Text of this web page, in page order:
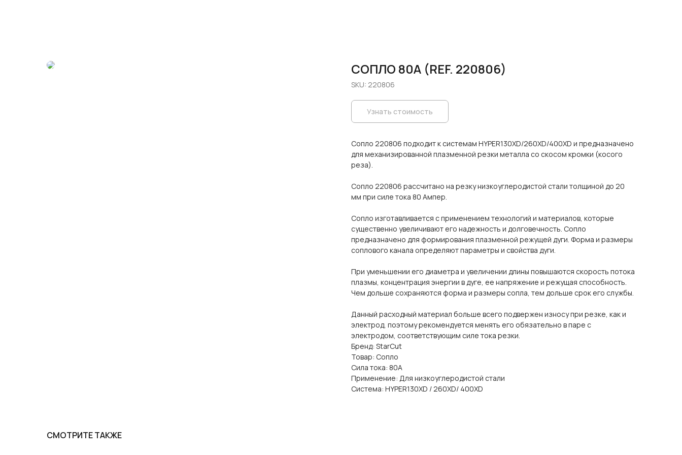
СОПЛО 80A (REF. 220806)
SKU: 220806
Узнать стоимость
Сопло 220806 подходит к системам HYPER130XD/260XD/400XD и предназначено
для механизированной плазменной резки металла со скосом кромки (косого
реза).
Сопло 220806 рассчитано на резку низкоуглеродистой стали толщиной до 20
мм при силе тока 80 Ампер.
Сопло изготавливается с применением технологий и материалов, которые
существенно увеличивают его надежность и долговечность. Сопло
предназначено для формирования плазменной режущей дуги. Форма и размеры
соплового канала определяют параметры и свойства дуги.
При уменьшении его диаметра и увеличении длины повышаются скорость потока
плазмы, концентрация энергии в дуге, ее напряжение и режущая способность.
Чем дольше сохраняются форма и размеры сопла, тем дольше срок его службы.
Данный расходный материал больше всего подвержен износу при резке, как и
электрод, поэтому рекомендуется менять его обязательно в паре с
электродом, соответствующим силе тока резки.
Бренд: StarCut
Товар: Сопло
Сила тока: 80А
Применение: Для низкоуглеродистой стали
Система: HYPER130XD / 260XD/ 400XD
СМОТРИТЕ ТАКЖЕ